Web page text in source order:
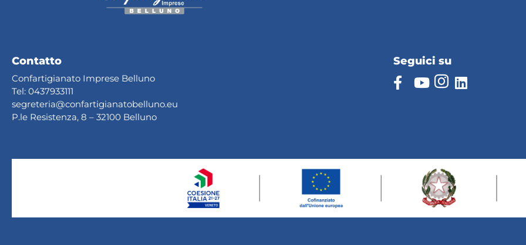
Contatto
Confartigianato Imprese Belluno
Tel: 0437933111
segreteria@confartigianatobelluno.eu
P.le Resistenza, 8 – 32100 Belluno
Seguici su